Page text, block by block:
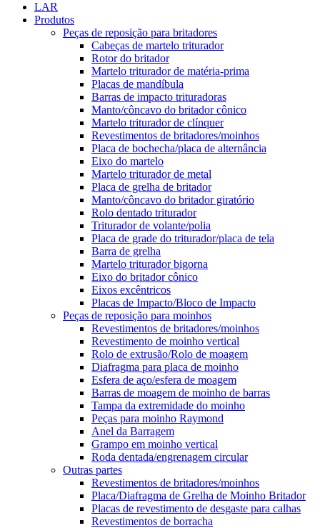
LAR
Produtos
Peças de reposição para britadores
Cabeças de martelo triturador
Rotor do britador
Martelo triturador de matéria-prima
Placas de mandíbula
Barras de impacto trituradoras
Manto/côncavo do britador cônico
Martelo triturador de clínquer
Revestimentos de britadores/moinhos
Placa de bochecha/placa de alternância
Eixo do martelo
Martelo triturador de metal
Placa de grelha de britador
Manto/côncavo do britador giratório
Rolo dentado triturador
Triturador de volante/polia
Placa de grade do triturador/placa de tela
Barra de grelha
Martelo triturador bigorna
Eixo do britador cônico
Eixos excêntricos
Placas de Impacto/Bloco de Impacto
Peças de reposição para moinhos
Revestimentos de britadores/moinhos
Revestimento de moinho vertical
Rolo de extrusão/Rolo de moagem
Diafragma para placa de moinho
Esfera de aço/esfera de moagem
Barras de moagem de moinho de barras
Tampa da extremidade do moinho
Peças para moinho Raymond
Anel da Barragem
Grampo em moinho vertical
Roda dentada/engrenagem circular
Outras partes
Revestimentos de britadores/moinhos
Placa/Diafragma de Grelha de Moinho Britador
Placas de revestimento de desgaste para calhas
Revestimentos de borracha